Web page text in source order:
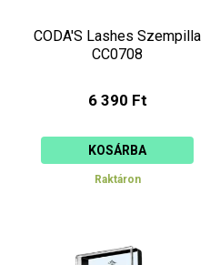
CODA'S Lashes Szempilla
CC0708
6 390 Ft
KOSÁRBA
Raktáron